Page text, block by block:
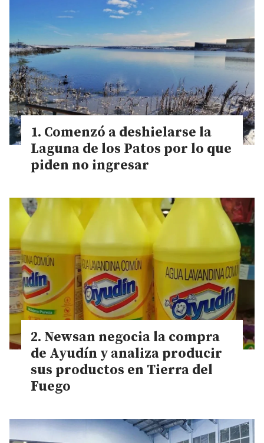
Comenzó a deshielarse la
Laguna de los Patos por lo que
piden no ingresar
Newsan negocia la compra
de Ayudín y analiza producir
sus productos en Tierra del
Fuego